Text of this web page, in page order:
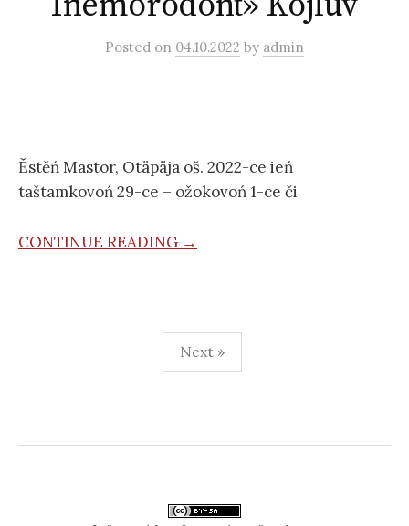
Posted on 04.10.2022 by admin
Ěstěń Mastor, Otäpäja oš. 2022-ce ień
taštamkovoń 29-ce – ožokovoń 1-ce či
CONTINUE READING →
Next »